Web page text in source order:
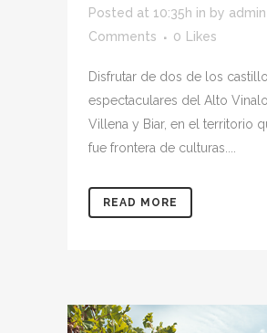
Posted at 10:35h in by admin
Comments
0 Likes
Disfrutar de dos de los
espectaculares del Alto
Villena y Biar, en el territorio
fue frontera de culturas....
READ MORE